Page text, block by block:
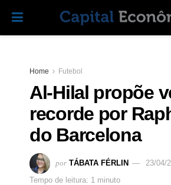
Home Futebol
Al-Hilal propõe
recorde por
do Barcelona
por TÁBATA FÉRLIN
23/04/
Tempo de leitura: 1 minuto